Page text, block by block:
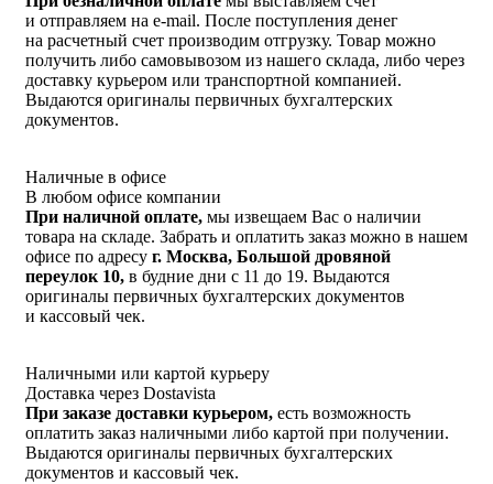
и отправляем на e-mail. После поступления денег
на расчетный счет производим отгрузку. Товар можно
получить либо самовывозом из нашего склада, либо через
доставку курьером или транспортной компанией.
Выдаются оригиналы первичных бухгалтерских
документов.
Наличные в офисе
В любом офисе компании
При наличной оплате, мы извещаем Вас о наличии
товара на складе. Забрать и оплатить заказ можно в нашем
офисе по адресу г. Москва, Большой дровяной
переулок 10, в будние дни с 11 до 19. Выдаются
оригиналы первичных бухгалтерских документов
и кассовый чек.
Наличными или картой курьеру
Доставка через Dostavista
При заказе доставки курьером, есть возможность
оплатить заказ наличными либо картой при получении.
Выдаются оригиналы первичных бухгалтерских
документов и кассовый чек.